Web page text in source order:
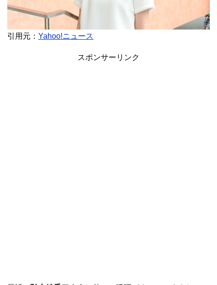
引用元： Yahoo!ニュース
スポンサーリンク